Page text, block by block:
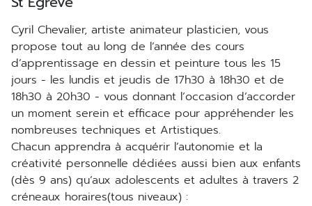
Cyril Chevalier, artiste animateur plasticien, vous
propose tout au long de l’année des cours
d’apprentissage en dessin et peinture tous les 15
jours - les lundis et jeudis de 17h30 à 18h30 et de
18h30 à 20h30 - vous donnant l’occasion d’accorder
un moment serein et efficace pour appréhender les
nombreuses techniques et Artistiques.
Chacun apprendra à acquérir l’autonomie et la
créativité personnelle dédiées aussi bien aux enfants
(dès 9 ans) qu’aux adolescents et adultes à travers 2
créneaux horaires(tous niveaux) :